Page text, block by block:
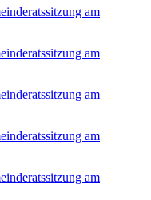
am
am
am
am
am